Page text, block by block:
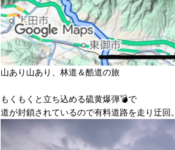
山あり山あり、林道＆酷道の旅
もくもくと立ち込める硫黄爆弾💣で
道が封鎖されているので有料道路を走り迂回。